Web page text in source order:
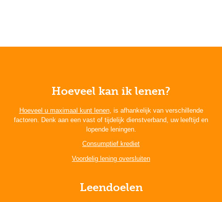
Hoeveel kan ik lenen?
Hoeveel u maximaal kunt lenen, is afhankelijk van verschillende
factoren. Denk aan een vast of tijdelijk dienstverband, uw leeftijd en
lopende leningen.
Consumptief krediet
Voordelig lening oversluiten
Leendoelen